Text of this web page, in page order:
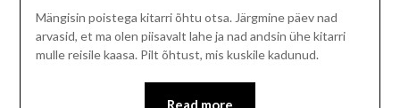
Mängisin poistega kitarri õhtu otsa. Järgmine päev nad
arvasid, et ma olen piisavalt lahe ja nad andsin ühe kitarri
mulle reisile kaasa. Pilt õhtust, mis kuskile kadunud.
Read more